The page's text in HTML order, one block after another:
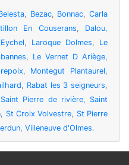
, Bezac, Bonnac, Carla
En Couserans, Dalou,
Eychel, Laroque Dolmes, Le
, Le Vernet D Ariège,
, Montegut Plantaurel,
, Rabat les 3 seigneurs,
Saint Pierre de rivière, Saint
, St Croix Volvestre, St Pierre
, Villeneuve d'Olmes.